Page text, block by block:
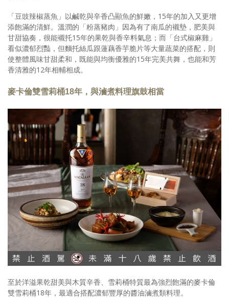
「豆豉辣椒蒸魚」以鹹乾與辛香凸顯魚的鮮嫩，15年的加入又更增
添飽滿的清鮮。溫潤的「粉蒸豬肉」因為有了南瓜的襯墊，肥美與
甘甜協奏，很能襯托15年的果乾與香辛料氣息；而「台式椒麻雞」
看似濃郁烈豔，但麵托絲瓜跟蓮藕香芋脆片等大量蔬菜的搭配，則
使整體風味甘甜柔和，既能與均衡優雅的15年完美共舞，也能和芳
香清雅的12年相輔相成。
麥卡倫雙雪莉桶18年，與滷煮料理旗鼓相當
至於洋溢果乾甜美與木質辛香、雪莉桶特質最為強烈飽滿的麥卡倫
雙雪莉桶18年，最適合搭配濃郁豐厚的醬油滷煮類料理。